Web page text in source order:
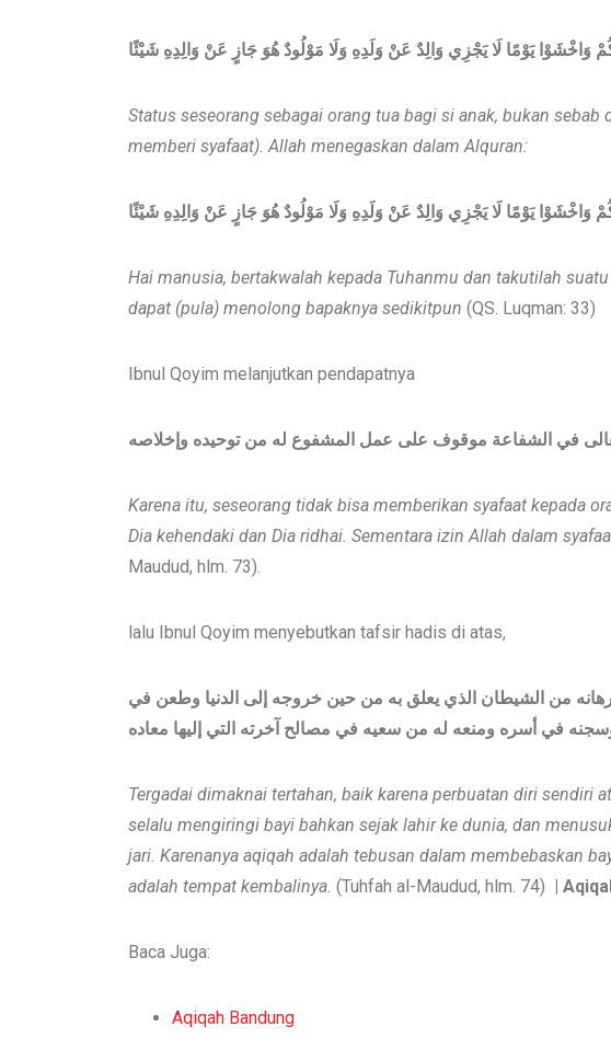
وَاخْشَوْا يَوْمًا لَا يَجْزِي وَالِدٌ عَنْ وَلَدِهِ وَلَا مَوْلُودٌ هُوَ جَازٍ عَنْ وَالِدِهِ شَيْئًا
Status seseorang sebagai orang tua bagi si anak, bukan
memberi syafaat). Allah menegaskan dalam Alquran:
وَاخْشَوْا يَوْمًا لَا يَجْزِي وَالِدٌ عَنْ وَلَدِهِ وَلَا مَوْلُودٌ هُوَ جَازٍ عَنْ وَالِدِهِ شَيْئًا
Hai manusia, bertakwalah kepada Tuhanmu dan takutilah
dapat (pula) menolong bapaknya sedikitpun (QS. Luqman: 33)
Ibnul Qoyim melanjutkan pendapatnya
وتعالى في الشفاعة موقوف على عمل المشفوع له من توحيده وإخلاصه
Karena itu, seseorang tidak bisa memberikan syafaat kepada
Dia kehendaki dan Dia ridhai. Sementara izin Allah dalam
Maudud, hlm. 73).
lalu Ibnul Qoyim menyebutkan tafsir hadis di atas,
من الشيطان الذي يعلق به من حين خروجه إلى الدنيا وطعن في
في أسره ومنعه له من سعيه في مصالح آخرته التي إليها معاده
Tergadai dimaknai tertahan, baik karena perbuatan diri sendiri
selalu mengiringi bayi bahkan sejak lahir ke dunia, dan
jari. Karenanya aqiqah adalah tebusan dalam membebaskan
adalah tempat kembalinya. (Tuhfah al-Maudud, hlm. 74) |
Baca Juga:
Aqiqah Bandung